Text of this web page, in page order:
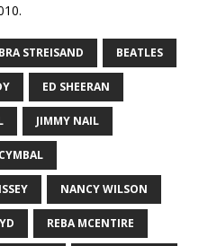
STREISAND BEATLES
ED SHEERAN
JIMMY NAIL
NANCY WILSON
REBA MCENTIRE